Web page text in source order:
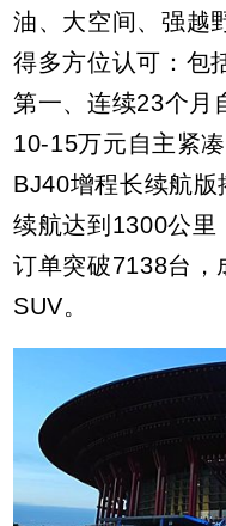
油、大空间、强越
得多方位认可：包
第一、连续23个月
10-15万元自主紧
BJ40增程长续航
续航达到1300公里
订单突破7138台，
SUV。